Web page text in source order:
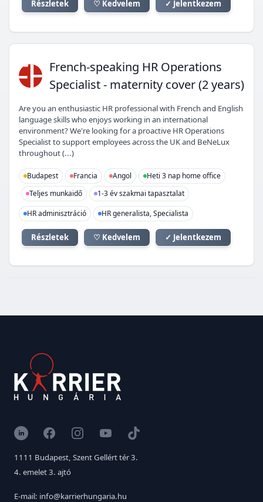
Részletek ♡ Kedvelem ✓ Jelentkezem
FHFrench-speaking HR Operations
Specialist - maternity cover (2 years)
Are you an enthusiastic HR professional with French and English
language skills who enjoys working in an international
environment? We're looking for a proactive HR Operations
Specialist to support employees across the UK and BeNeLux
throughout (...)
Budapest Francia Angol
Heti 3 nap home office
Teljes munkaidő
1-3 év szakmai tapasztalat
HR adminisztráció
HR generalista, Specialista
Részletek ♡ Kedvelem ✓ Jelentkezem
LinkedInFacebookInstagramYouTubeTikTok
1111 Budapest, Szent Gellért tér 3.
4. emelet 3. ajtó
E-mail: info@karrierhungaria.hu